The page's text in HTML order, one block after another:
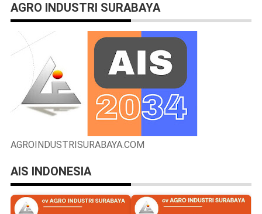
AGRO INDUSTRI SURABAYA
AGROINDUSTRISURABAYA.COM
AIS INDONESIA